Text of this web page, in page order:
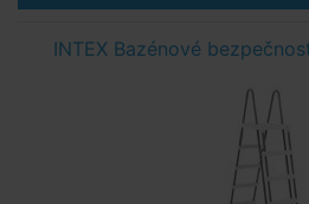
INTEX Bazénové